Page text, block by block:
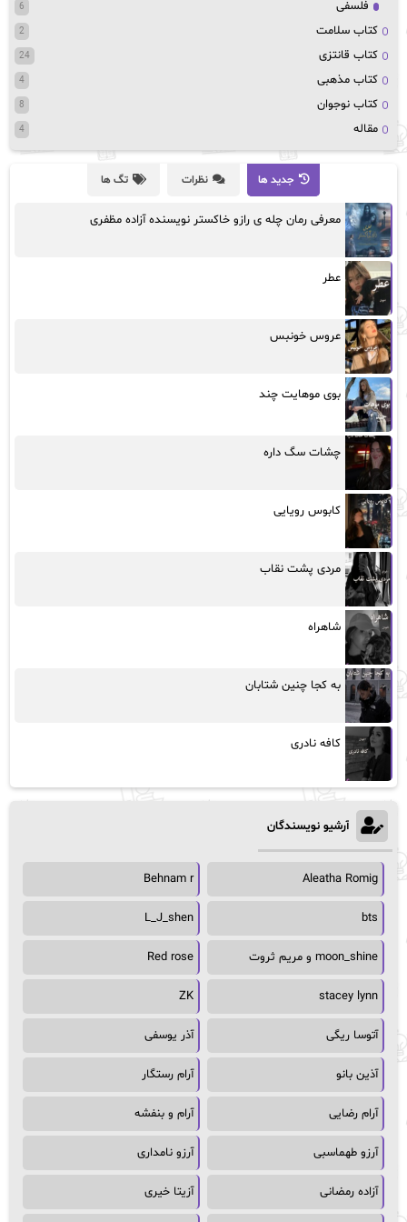
فلسفی 6
کتاب سلامت 2
کتاب قانتزی 24
کتاب مذهبی 4
کتاب نوجوان 8
مقاله 4
جدید ها نظرات تگ ها
معرفی رمان چله ی رازو خاکستر نویسنده آزاده مظفری
عطر
عروس خونبس
بوی موهایت چند
چشات سگ داره
کابوس رویایی
مردی پشت نقاب
شاهراه
به کجا چنین شتابان
کافه نادری
آرشیو نویسندگان
Aleatha Romig
Behnam r
bts
L_J_shen
moon_shine و مریم ثروت Red rose
stacey lynn
ZK
آتوسا ریگی آذر یوسفی
آذین بانو آرام رستگار
آرام رضایی آرام و بنفشه
آرزو طهماسبی آرزو نامداری
آزاده رمضانی آزیتا خیری